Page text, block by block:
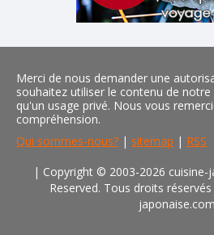
Merci de nous demander une
souhaitez utiliser le contenu de
qu'un usage privé. Nous vous
compréhension.
Qui sommes-nous? | sitemap | RSS
| Copyright © 2003-2026 cuisine-
Reserved. Tous droits
japonaise.com